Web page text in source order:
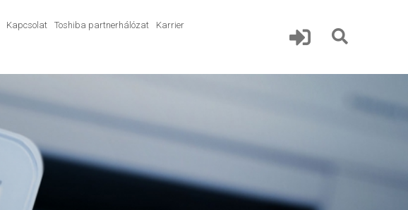
Kapcsolat Toshiba partnerhálózat Karrier